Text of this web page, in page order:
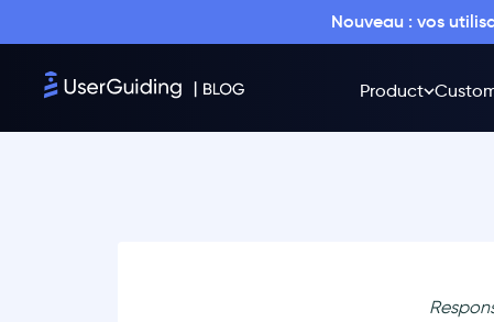
Nouveau : vos
Product